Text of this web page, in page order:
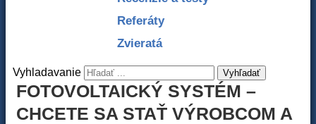
Referáty
Zvieratá
Vyhladavanie Vyhľadať
FOTOVOLTAICKÝ SYSTÉM –
CHCETE SA STAŤ VÝROBCOM A